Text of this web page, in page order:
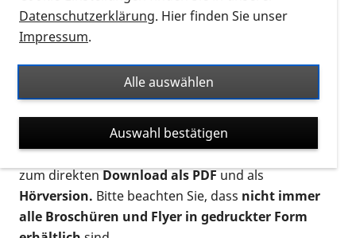
Auf dieser Seite finden Sie sämtliches Infomaterial
Ort. Nutzen Sie den Formatfilter, um ausschließlich
nach Flyern und Broschüren, Audios oder Videos zu
suchen. Die meisten Flyer und Broschüren werden in
verschiedenen Formaten angeboten: zur
postalischen Bestellung als gedruckte Variante
zum direktenDownload als PDFund als
Hörversion. Bitte beachten Sie, dass nicht immer
alle Broschüren und Flyer in gedruckter Form
Datenschutzerklärung. Hier finden Sie unser
Impressum.
Alle auswählen
Auswahl bestätigen